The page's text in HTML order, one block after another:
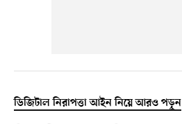
ডিজিটাল নিরাপত্তা আইন নিয়ে আরও পড়ুন